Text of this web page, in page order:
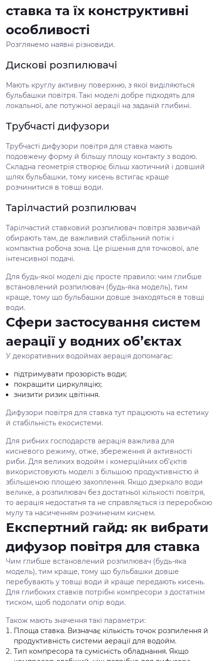
ставка та їх конструктивні
особливості
Розглянемо наявні різновиди.
Дискові розпилювачі
Мають круглу активну поверхню, з якої виділяються
бульбашки повітря. Такі моделі добре підходять для
локальної, але потужної аерації на заданій глибині.
Трубчасті дифузори
Трубчасті дифузори повітря для ставка мають
подовжену форму й більшу площу контакту з водою.
Складна геометрія створює більш хаотичний і довший
шлях бульбашки, тому кисень встигає краще
розчинитися в товщі води.
Тарілчастий розпилювач
Тарілчастий ставковий розпилювач повітря зазвичай
обирають там, де важливий стабільний потік і
компактна робоча зона. Це рішення для точкової, але
інтенсивної подачі.
Для будь-якої моделі діє просте правило: чим глибше
встановлений розпилювач (будь-яка модель), тим
краще, тому що бульбашки довше знаходяться в товщі
води.
Сфери застосування систем
аерації у водних об’єктах
У декоративних водоймах аерація допомагає:
підтримувати прозорість води;
покращити циркуляцію;
знизити ризик цвітіння.
Дифузори повітря для ставка тут працюють на естетику
й стабільність екосистеми.
Для рибних господарств аерація важлива для
кисневого режиму, отже, збереження й активності
риби. Для великих водойм і комерційних об’єктів
використовують моделі з більшою продуктивністю й
збільшеною площею захоплення. Якщо дзеркало води
велике, а розпилювач без достатньої кількості повітря,
то аерація недостатня та не справляється із переробкою
мулу та насиченням розчиненим киснем.
Експертний гайд: як вибрати
дифузор повітря для ставка
Чим глибше встановлений розпилювач (будь-яка
модель), тим краще, тому що бульбашки довше
перебувають у товщі води й краще передають кисень.
Для глибоких ставків потрібні компресори з достатнім
тиском, щоб подолати опір води.
Також мають значення такі параметри:
Площа ставка. Визначає кількість точок розпилення й
продуктивність системи аерації для водойм.
Тип компресора та сумісність обладнання. Якщо